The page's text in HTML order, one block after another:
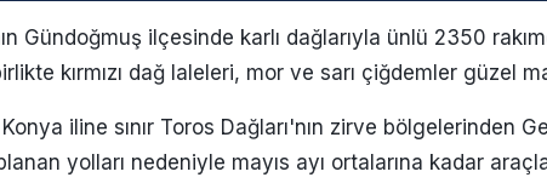
Gündoğmuş ilçesinde karlı dağlarıyla ünlü 2350
kırmızı dağ laleleri, mor ve sarı çiğdemler güzel
iline sınır Toros Dağları'nın zirve bölgelerinden
yolları nedeniyle mayıs ayı ortalarına kadar